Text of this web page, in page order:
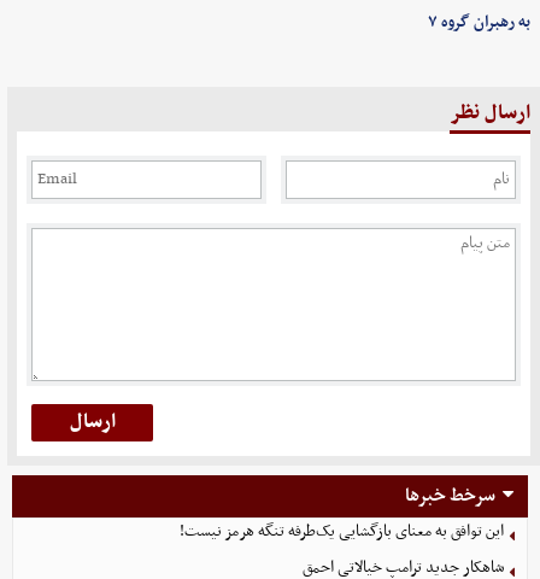
به رهبران گروه ۷
ارسال نظر
سرخط خبرها
این توافق به معنای بازگشایی یک‌طرفه تنگه هرمز نیست!
شاهکار جدید ترامپ خیالاتی احمق